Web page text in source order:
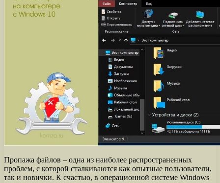
Пропажа файлов – одна из наиболее распространенных
проблем, с которой сталкиваются как опытные пользователи,
так и новички. К счастью, в операционной системе Windows